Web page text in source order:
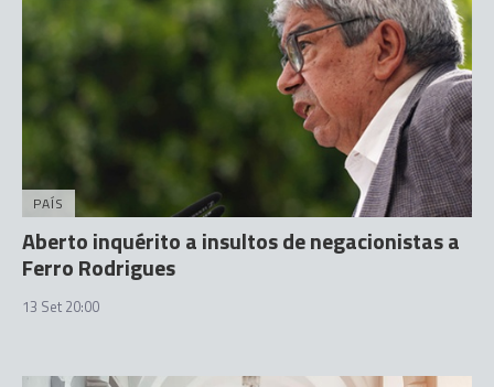
PAÍS
Aberto inquérito a insultos de negacionistas a
Ferro Rodrigues
13 Set 20:00